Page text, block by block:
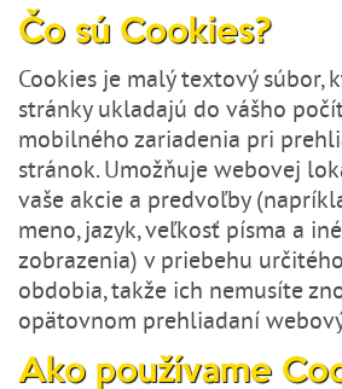
Čo sú Cookies?
Cookies je malý textový súbor,
stránky ukladajú do vášho
mobilného zariadenia pri
stránok. Umožňuje webovej
vaše akcie a predvoľby
meno, jazyk, veľkosť písma a
zobrazenia) v priebehu
obdobia, takže ich nemusíte
opätovnom prehliadaní
Ako používame